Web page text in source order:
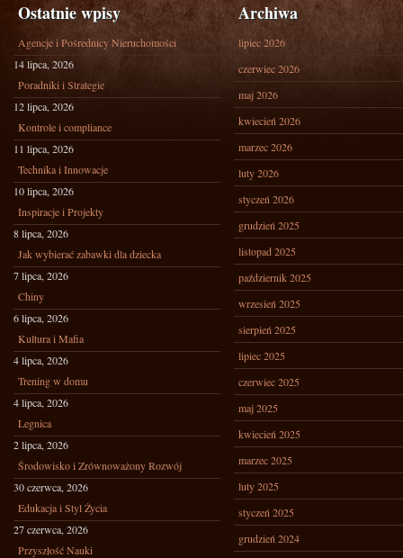
Ostatnie wpisy
Agencje i Pośrednicy Nieruchomości
14 lipca, 2026
Poradniki i Strategie
12 lipca, 2026
Kontrole i compliance
11 lipca, 2026
Technika i Innowacje
10 lipca, 2026
Inspiracje i Projekty
8 lipca, 2026
Jak wybierać zabawki dla dziecka
7 lipca, 2026
Chiny
6 lipca, 2026
Kultura i Mafia
4 lipca, 2026
Trening w domu
4 lipca, 2026
Legnica
2 lipca, 2026
Środowisko i Zrównoważony Rozwój
30 czerwca, 2026
Edukacja i Styl Życia
27 czerwca, 2026
Przyszłość Nauki
Archiwa
lipiec 2026
czerwiec 2026
maj 2026
kwiecień 2026
marzec 2026
luty 2026
styczeń 2026
grudzień 2025
listopad 2025
październik 2025
wrzesień 2025
sierpień 2025
lipiec 2025
czerwiec 2025
maj 2025
kwiecień 2025
marzec 2025
luty 2025
styczeń 2025
grudzień 2024